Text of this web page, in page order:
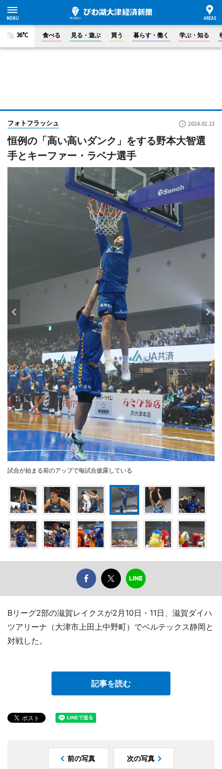
36°C 食べる 見る・遊ぶ 買う 暮らす・働く 学ぶ・知る
フォトフラッシュ 2024.02.13
恒例の「高い高いダンク」をする野本大智選
手とキーファー・ラベナ選手
試合が始まる前のアップで毎試合披露している
Bリーグ2部の滋賀レイクスが2月10日・11日、滋賀ダイハ
ツアリーナ（大津市上田上中野町）でベルテックス静岡と
対戦した。
記事を読む
前の写真 次の写真